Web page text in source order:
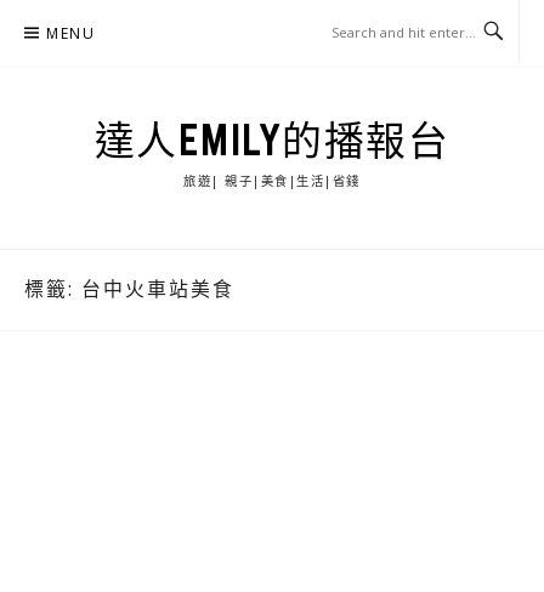
MENU
達人EMILY的播報台
旅遊| 親子|美食|生活|省錢
標籤: 台中火車站美食